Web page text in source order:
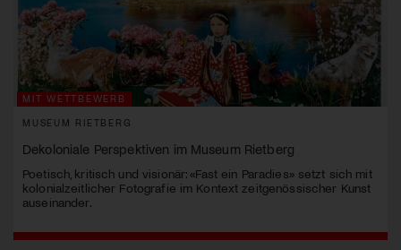
MIT WETTBEWERB
MUSEUM RIETBERG
Dekoloniale Perspektiven im Museum Rietberg
Poetisch, kritisch und visionär: «Fast ein Paradies» setzt sich mit
kolonialzeitlicher Fotografie im Kontext zeitgenössischer Kunst
auseinander.